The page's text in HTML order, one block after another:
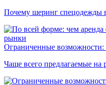
Почему шеринг спецодежды
рынки
Ограниченные возможности:
Чаще всего предлагаемые